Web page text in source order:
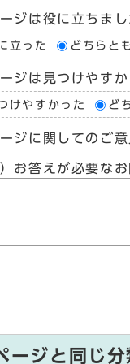
ジは役に立ちまし
立った どちらと
ジは見つけやすか
けやすかった ど
ジに関してのご
）お答えが必要な
ージと同じ